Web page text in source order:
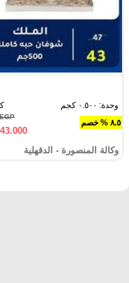
وحدة: ٠.٥٠٠ كجم
٨.٥ % خصم
EGP ٤٧.٠٠٠
وكالة المنصورة - الدقهلية‎